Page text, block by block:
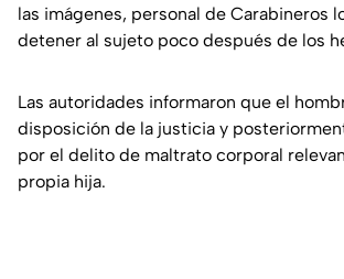
las imágenes, personal de Carabineros
detener al sujeto poco después de los
Las autoridades informaron que el
disposición de la justicia y
por el delito de maltrato corporal
propia hija.